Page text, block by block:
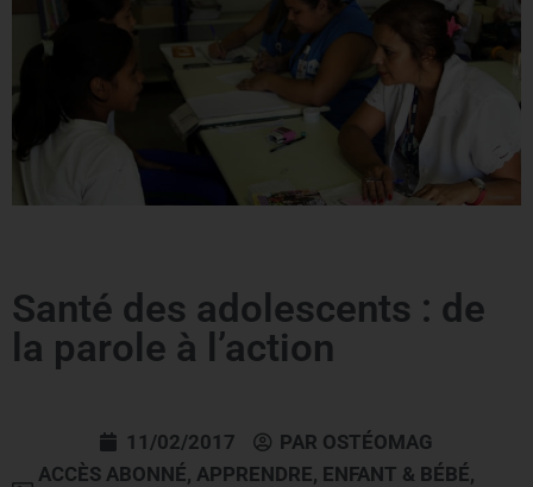
Santé des adolescents : de
la parole à l’action
11/02/2017 PAR OSTÉOMAG
ACCÈS ABONNÉ, APPRENDRE, ENFANT & BÉBÉ,